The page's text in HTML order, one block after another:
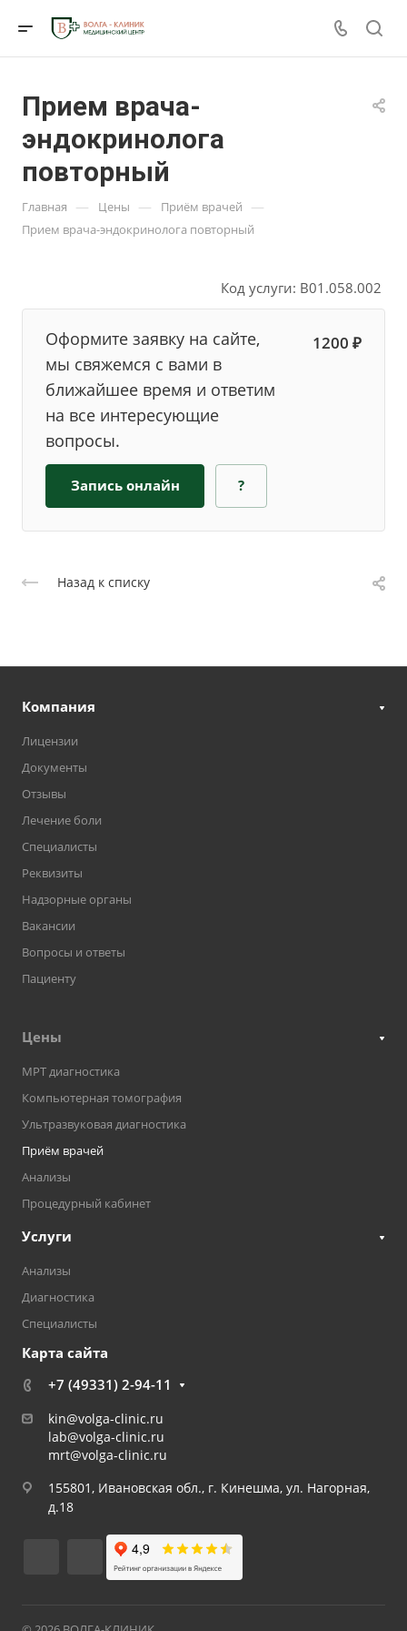
Прием врача-
эндокринолога
повторный
Главная — Цены — Приём врачей —
Прием врача-эндокринолога повторный
Код услуги: B01.058.002
Оформите заявку на сайте,
мы свяжемся с вами в
ближайшее время и ответим
на все интересующие
вопросы.
1200 ₽
Запись онлайн ?
Назад к списку
Компания
Лицензии
Документы
Отзывы
Лечение боли
Специалисты
Реквизиты
Надзорные органы
Вакансии
Вопросы и ответы
Пациенту
Цены
МРТ диагностика
Компьютерная томография
Ультразвуковая диагностика
Приём врачей
Анализы
Процедурный кабинет
Услуги
Анализы
Диагностика
Специалисты
Карта сайта
+7 (49331) 2-94-11
kin@volga-clinic.ru
lab@volga-clinic.ru
mrt@volga-clinic.ru
155801, Ивановская обл., г. Кинешма, ул. Нагорная,
д.18